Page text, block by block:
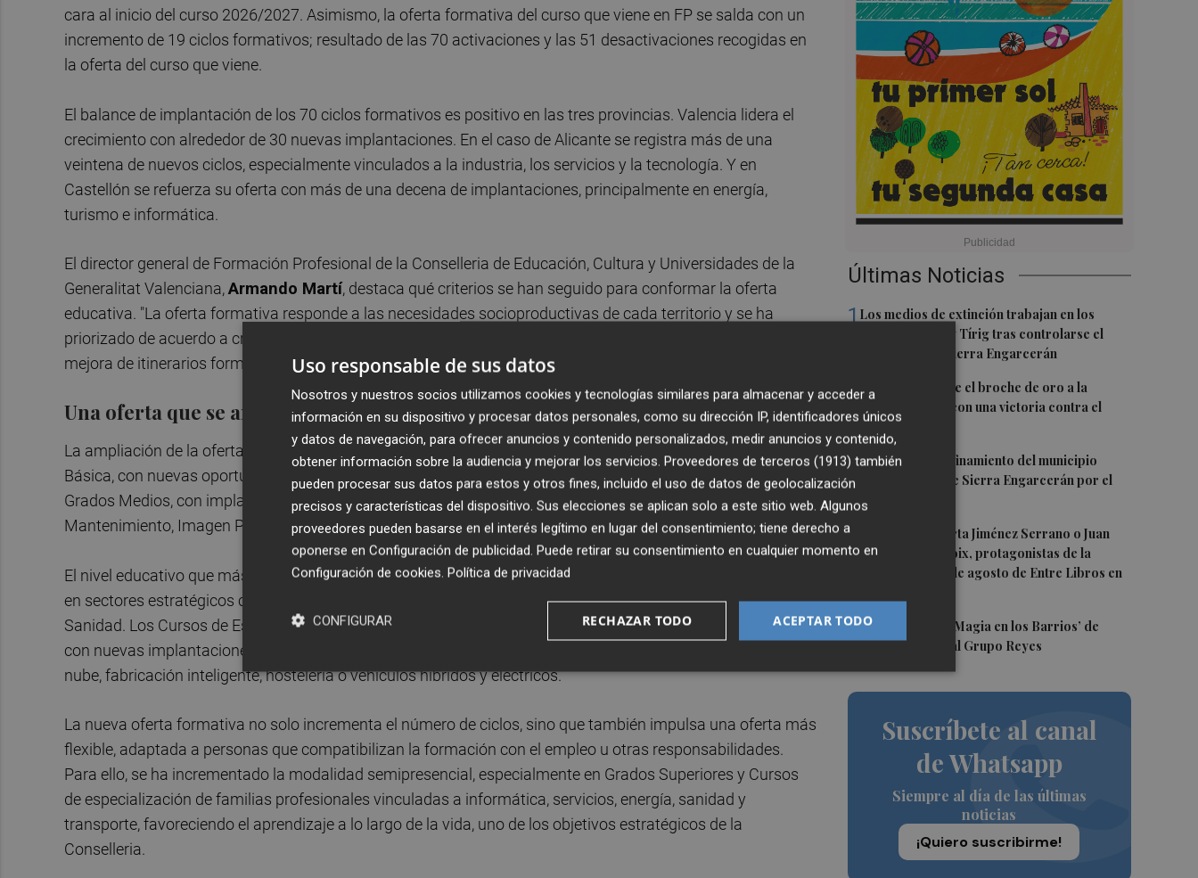
Últimas Noticias
1Los medios de extinción trabajan en los
frentes de Catí y Tírig tras controlarse el
incendio de la Sierra Engarcerán
2El Villarreal pone el broche de oro a la
pretemporada con una victoria contra el
Galatasaray
3Levantan el confinamiento del municipio
castellonense de Sierra Engarcerán por el
incendio
4
Juan Tallón, Marta Jiménez Serrano o Juan
Evaristo Valls Boix, protagonistas de la
programación de agosto de Entre Libros en
5Los talleres de ‘Magia en los Barrios’ de
Castelló llegan al Grupo Reyes
Suscríbete al canal
de Whatsapp
Siempre al día de las últimas
noticias
¡Quiero suscribirme!
cara al inicio del curso 2026/2027. Asimismo, la oferta formativa del curso que viene en FP se salda con un
incremento de 19 ciclos formativos; resultado de las 70 activaciones y las 51 desactivaciones recogidas en
la oferta del curso que viene.
El balance de implantación de los 70 ciclos formativos es positivo en las tres provincias. Valencia lidera el
crecimiento con alrededor de 30 nuevas implantaciones. En el caso de Alicante se registra más de una
veintena de nuevos ciclos, especialmente vinculados a la industria, los servicios y la tecnología. Y en
Castellón se refuerza su oferta con más de una decena de implantaciones, principalmente en energía,
turismo e informática.
El director general de Formación Profesional de la Conselleria de Educación, Cultura y Universidades de la
Generalitat Valenciana,Armando Martí, destaca qué criterios se han seguido para conformar la oferta
educativa. "La oferta formativa responde a las necesidades socioproductivas de cada territorio y se ha
priorizado de acuerdo a criterios objetivos como la empleabilidad, el desarrollo social, la ruralidad o la
mejora de itinerarios formativos", ha señalado Martí.
Una oferta que se amplía a todos los niveles
La ampliación de la oferta formativa alcanza todos los niveles de la Formación Profesional, desde la FP
Básica, con nuevas oportunidades de cualificación inicial y refuerzo de la inclusión educativa hasta los
Grados Medios, con implantaciones en Sanidad, Informática y Comunicaciones, Instalación y
Mantenimiento, Imagen Personal e Industrias Alimentarias.
El nivel educativo que más novedades en ciclos formativos recoge son los Ciclos Superiores, con más oferta
en sectores estratégicos como Informática y Comunicaciones, Energía y Agua, Comercio y Marketing o
Sanidad. Los Cursos de Especialización también cobran especial relevancia en la oferta del curso que viene,
con nuevas implantaciones en ámbitos emergentes como inteligencia artificial, big data, computación en la
nube, fabricación inteligente, hostelería o vehículos híbridos y eléctricos.
La nueva oferta formativa no solo incrementa el número de ciclos, sino que también impulsa una oferta más
flexible, adaptada a personas que compatibilizan la formación con el empleo u otras responsabilidades.
Para ello, se ha incrementado la modalidad semipresencial, especialmente en Grados Superiores y Cursos
de especialización de familias profesionales vinculadas a informática, servicios, energía, sanidad y
transporte, favoreciendo el aprendizaje a lo largo de la vida, uno de los objetivos estratégicos de la
Conselleria.
Uso responsable de sus datos
Nosotros y nuestros socios utilizamos cookies y tecnologías similares para almacenar y acceder a
información en su dispositivo y procesar datos personales, como su dirección IP, identificadores únicos
y datos de navegación, para ofrecer anuncios y contenido personalizados, medir anuncios y contenido,
obtener información sobre la audiencia y mejorar los servicios. Proveedores de terceros (1913) también
pueden procesar sus datos para estos y otros fines, incluido el uso de datos de geolocalización
precisos y características del dispositivo. Sus elecciones se aplican solo a este sitio web. Algunos
proveedores pueden basarse en el interés legítimo en lugar del consentimiento; tiene derecho a
oponerse en Configuración de publicidad. Puede retirar su consentimiento en cualquier momento en
Configuración de cookies. Política de privacidad
ACEPTAR TODO
RECHAZAR TODO
CONFIGURAR